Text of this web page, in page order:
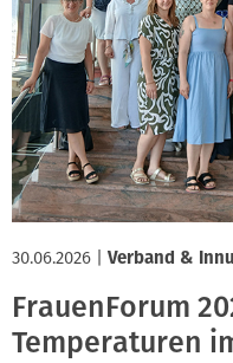
30.06.2026 Verband &
FrauenForum
Temperaturen